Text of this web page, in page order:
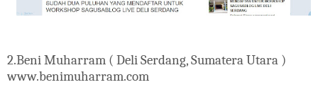
2.Beni Muharram ( Deli Serdang, Sumatera Utara )
www.benimuharram.com